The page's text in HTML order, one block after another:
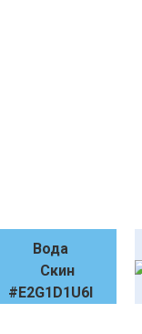
Вода